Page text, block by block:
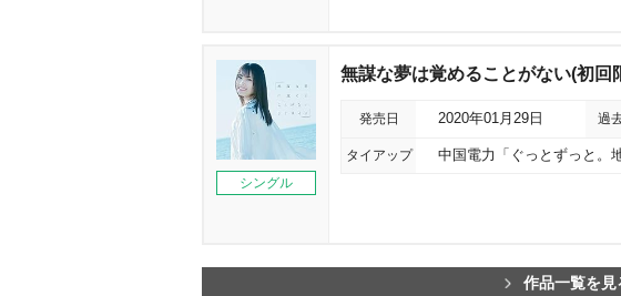
シングル
無謀な夢は覚めることがない(初回
発売日 2020年01月29日 過
タイアップ 中国電力「ぐっとずっと。
作品一覧を見